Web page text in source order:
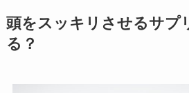
頭をスッキリさせるサプ
る？